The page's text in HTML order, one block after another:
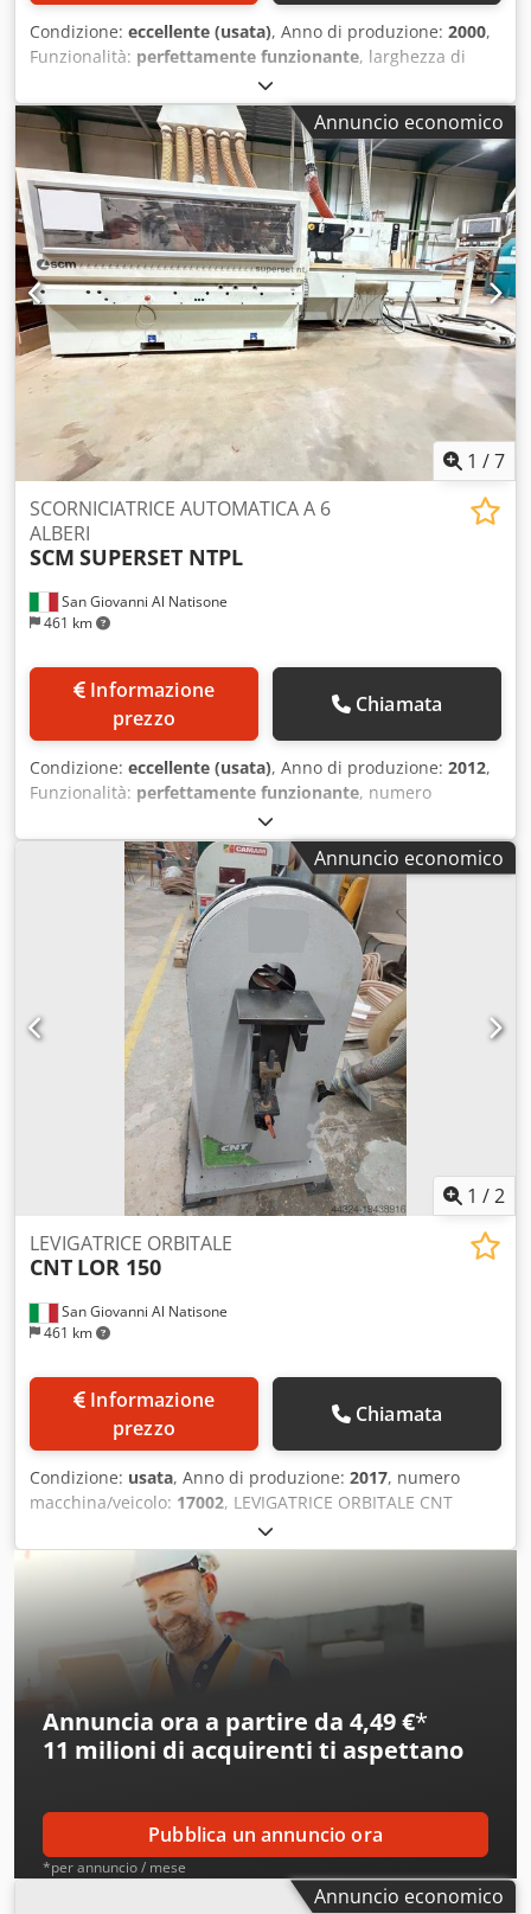
Condizione: eccellente (usata), Anno di produzione: 2000,
Funzionalità: perfettamente funzionante, larghezza di
, LINEA DI CALIBRATURA SUPERIORE /
INFERIORE DMC MOD. UNISAND 2000–1350 – A NORME CE
Macchina inferiore: - Depressore per sollevamento tappeto
Codpfx Aaeywgqkexjha - N. 2 nastri inferiori - Rullo acciaio
- Rullo gomma - Spazzola - Dispositivi on/off - Soffiatori -
Scarpette - Larghezza di lavoro 1350 mm - Anno 2000 -
Completa di manuale e dichiarazione CE Macchina
superiore: - N. 3 nastri superiori - Rullo acciaio - Rullo
gomma - Tampone - Spazzola - Dispositivi on/off - Soffiatori
- Scarpette - Depressore - Anno 2000
Annuncio economico
1 /7
San Giovanni Al Natisone
461 km
SCORNICIATRICE AUTOMATICA A 6
ALBERI
SCM SUPERSET NTPL
prezzo
Chiamata
Condizione: eccellente (usata), Anno di produzione: 2012,
Funzionalità: perfettamente funzionante, numero
AA2/001942
AUTOMATICA A 6 ALBERI SCM MOD. SUPERSET NTPL - A
NORME CE Csdpfxeywfkvo Aaxjha - Configurazione alberi:
1. Orizzontale inferiore 11 kw 2. Verticale destro 7.5 kw 3.
Verticale sinistro 7.5 kw 4. Orizzontale superiore 11 kw 5.
Orizzontale superiore 7.5 kw 6. Orizzontale inferiore 7.5 kw
- Matr. AA2/001942 - Anno 2012
Annuncio economico
1 /2
San Giovanni Al Natisone
461 km
LEVIGATRICE ORBITALE
CNT LOR 150
prezzo
Chiamata
Condizione: usata, Anno di produzione: 2017, numero
macchina/veicolo: 17002, LEVIGATRICE ORBITALE CNT
MOD. LOR 150 - A NORME CE - USATA - Matr. 17002 - Diam.
min. max. lavorabili 10-45 mm. Chsdpfswvimfex Aaxoa -
Motore Hp3 - Anno 2017
Annuncia ora a partire da 4,49 €*
11 milioni di acquirenti ti aspettano
Pubblica un annuncio ora
*per annuncio / mese
Annuncio economico